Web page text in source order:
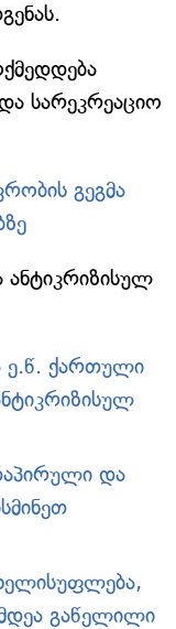
სარეკრეაციო
გეგმა
ანტიკრიზისულ
ე.წ. ქართული
და
გაწელილი